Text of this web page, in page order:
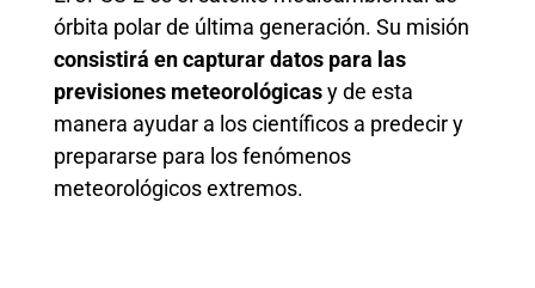
órbita polar de última generación. Su misión
consistirá en capturar datos para las
previsiones meteorológicasy de esta
manera ayudar a los científicos a predecir y
prepararse para los fenómenos
meteorológicos extremos.